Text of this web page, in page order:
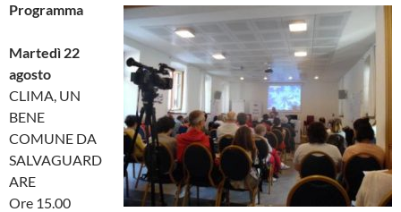
Programma
Martedì 22
agosto
CLIMA, UN
BENE
COMUNE DA
SALVAGUARD
ARE
Ore 15.00